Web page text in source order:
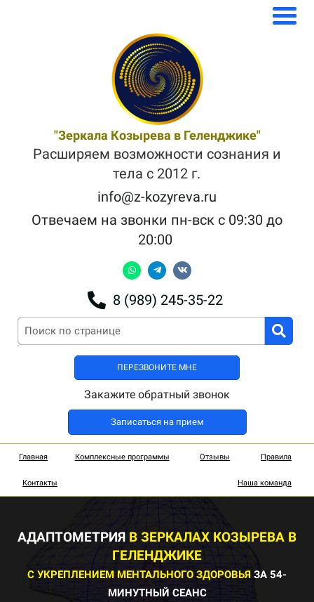
"Зеркала Козырева в Геленджике"
Расширяем возможности сознания и
тела с 2012 г.
info@z-kozyreva.ru
Отвечаем на звонки пн-вск с 09:30 до
20:00
8 (989) 245-35-22
ПЕРЕЗВОНИТЕ МНЕ
Закажите обратный звонок
Записаться на прием
Главная Комплексные программы Отзывы Правила
Контакты Наша команда
АДАПТОМЕТРИЯ В ЗЕРКАЛАХ КОЗЫРЕВА В
ГЕЛЕНДЖИКЕ
С УКРЕПЛЕНИЕМ МЕНТАЛЬНОГО ЗДОРОВЬЯ ЗА 54-
МИНУТНЫЙ СЕАНС